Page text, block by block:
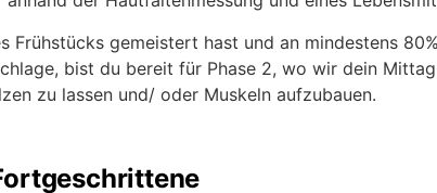
Frühstücks gemeistert hast und an mindestens
bist du bereit für Phase 2, wo wir dein
zu lassen und/ oder Muskeln aufzubauen.